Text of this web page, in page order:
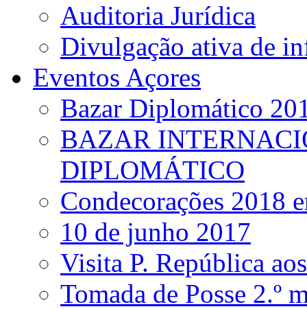
Auditoria Jurídica
Divulgação ativa de
Eventos Açores
Bazar Diplomático
BAZAR
DIPLOMÁTICO
Condecorações 2018
10 de junho 2017
Visita P. República
Tomada de Posse 2.º